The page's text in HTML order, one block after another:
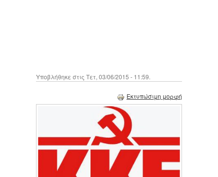
Υποβλήθηκε στις Τετ, 03/06/2015 - 11:59.
Εκτυπώσιμη μορφή